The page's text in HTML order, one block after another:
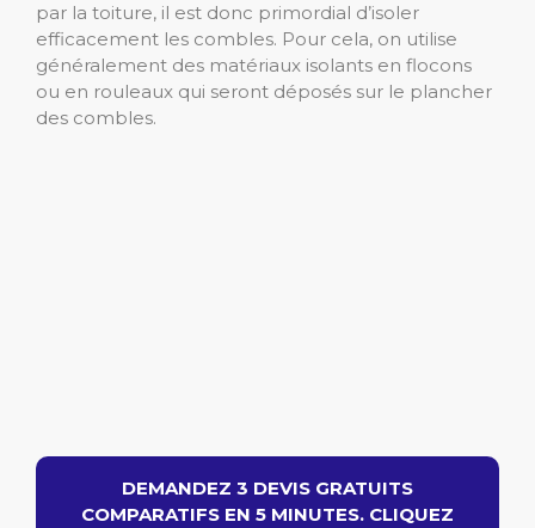
par la toiture, il est donc primordial d’isoler
efficacement les combles. Pour cela, on utilise
généralement des matériaux isolants en flocons
ou en rouleaux qui seront déposés sur le plancher
des combles.
DEMANDEZ 3 DEVIS GRATUITS
COMPARATIFS EN 5 MINUTES. CLIQUEZ